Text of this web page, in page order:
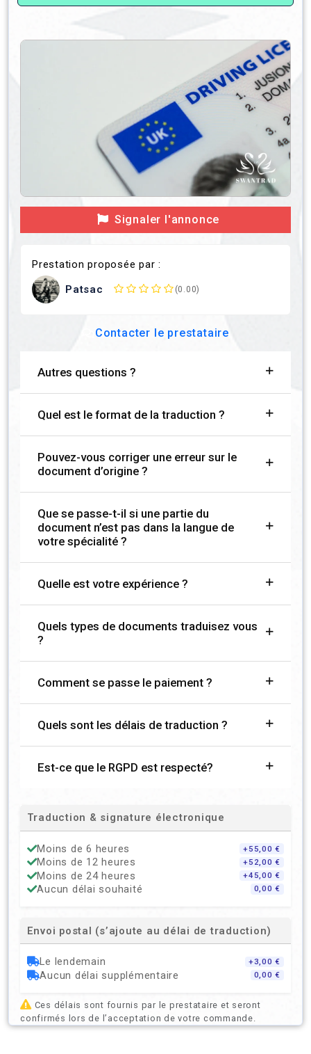
Signaler l'annonce
Prestation proposée par :
Patsac
(0.00)
Contacter le prestataire
Autres questions ?
Quel est le format de la traduction ?
Pouvez-vous corriger une erreur sur le
document d’origine ?
Que se passe-t-il si une partie du
document n’est pas dans la langue de
votre spécialité ?
Quelle est votre expérience ?
Quels types de documents traduisez vous
?
Comment se passe le paiement ?
Quels sont les délais de traduction ?
Est-ce que le RGPD est respecté?
Traduction & signature électronique
Moins de 6 heures +55,00 €
Moins de 12 heures +52,00 €
Moins de 24 heures +45,00 €
Aucun délai souhaité 0,00 €
Envoi postal (s’ajoute au délai de traduction)
Le lendemain +3,00 €
Aucun délai supplémentaire 0,00 €
Ces délais sont fournis par le prestataire et seront
confirmés lors de l’acceptation de votre commande.